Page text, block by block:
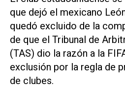
que dejó el mexicano
quedó excluido de la
de que el Tribunal de
(TAS) dio la razón a la
exclusión por la regla de
de clubes.